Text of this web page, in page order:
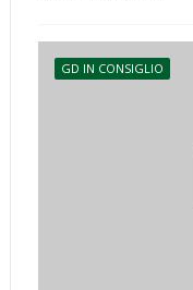
GD IN CONSIGLIO